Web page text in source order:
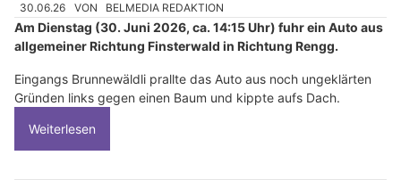
30.06.26 VON BELMEDIA REDAKTION
Am Dienstag (30. Juni 2026, ca. 14:15 Uhr) fuhr ein Auto aus
allgemeiner Richtung Finsterwald in Richtung Rengg.
Eingangs Brunnewäldli prallte das Auto aus noch ungeklärten
Gründen links gegen einen Baum und kippte aufs Dach.
Weiterlesen